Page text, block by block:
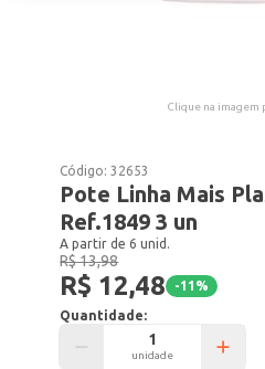
Clique na imagem
Código:32653
Pote Linha Mais
Ref.1849 3 un
A partir de 6 unid.
R$ 13,98
R$ 12,48 -11 %
Quantidade:
unidade